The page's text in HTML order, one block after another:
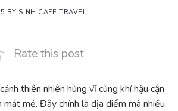
BY SINH CAFE TRAVEL
Rate this post
thiên nhiên hùng vĩ cùng khí hậu cận
mát mẻ. Đây chính là địa điểm mà nhiều